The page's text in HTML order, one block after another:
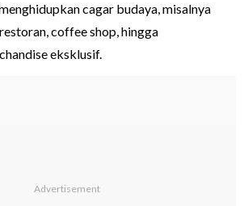
cagar budaya, misalnya
coffee shop, hingga
eksklusif.